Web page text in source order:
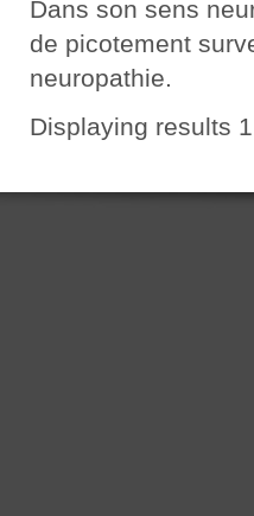
Dans son sens
de picotement
neuropathie.
Displaying results